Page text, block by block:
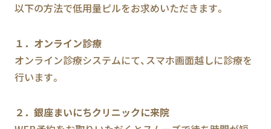
以下の方法で低用量ピルをお求めいただきます。
１．オンライン診療
オンライン診療システムにて、スマホ画面越しに診療を
行います。
２．銀座まいにちクリニックに来院